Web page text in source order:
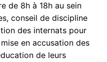
de 8h à 18h au sein
conseil de discipline
des internats pour
en accusation des
de leurs